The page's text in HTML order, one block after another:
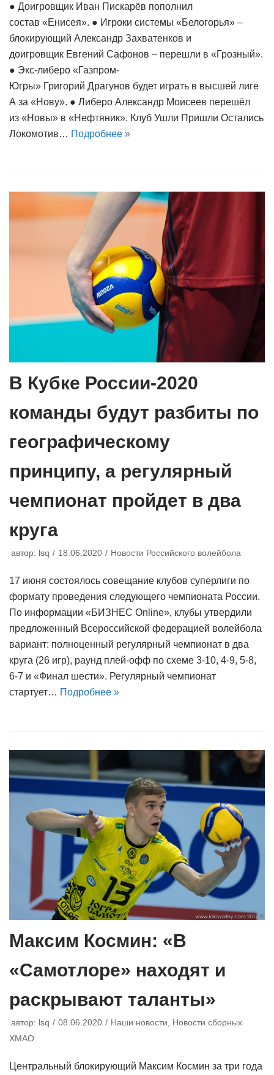
● Доигровщик Иван Пискарёв пополнил
состав «Енисея». ● Игроки системы «Белогорья» –
блокирующий Александр Захватенков и
доигровщик Евгений Сафонов – перешли в «Грозный».
● Экс-либеро «Газпром-
Югры» Григорий Драгунов будет играть в высшей лиге
А за «Нову». ● Либеро Александр Моисеев перешёл
из «Новы» в «Нефтяник». Клуб Ушли Пришли Остались
Локомотив… Подробнее »
В Кубке России-2020
команды будут разбиты по
географическому
принципу, а регулярный
чемпионат пройдет в два
круга
автор: lsq 18.06.2020 Новости Российского волейбола
17 июня состоялось совещание клубов суперлиги по
формату проведения следующего чемпионата России.
По информации «БИЗНЕС Online», клубы утвердили
предложенный Всероссийской федерацией волейбола
вариант: полноценный регулярный чемпионат в два
круга (26 игр), раунд плей-офф по схеме 3-10, 4-9, 5-8,
6-7 и «Финал шести». Регулярный чемпионат
стартует… Подробнее »
Максим Космин: «В
«Самотлоре» находят и
раскрывают таланты»
автор: lsq 08.06.2020 Наши новости, Новости сборных
ХМАО
Центральный блокирующий Максим Космин за три года